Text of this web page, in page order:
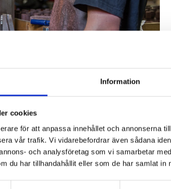
Information
cookies
för att anpassa innehållet och annonserna
vår trafik. Vi vidarebefordrar även sådana
och analysföretag som vi samarbetar
du har tillhandahållit eller som de har samlat in